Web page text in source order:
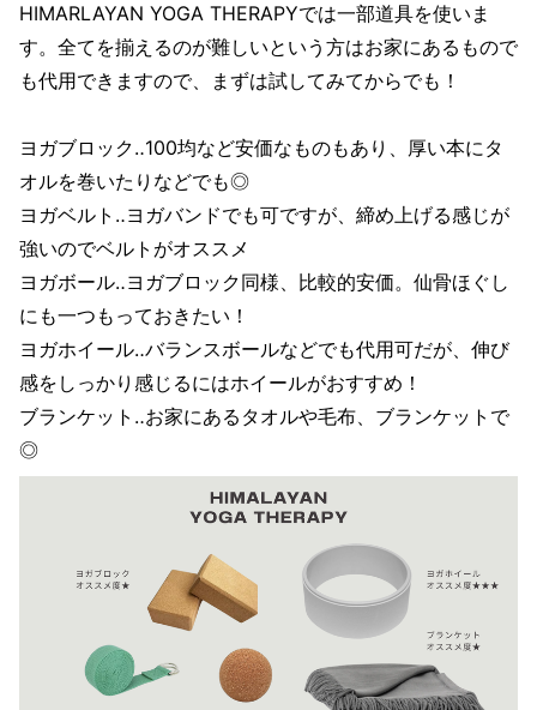
HIMARLAYAN YOGA THERAPYでは一部道具を使いま
す。全てを揃えるのが難しいという方はお家にあるもので
も代用できますので、まずは試してみてからでも！
ヨガブロック‥100均など安価なものもあり、厚い本にタ
オルを巻いたりなどでも◎
ヨガベルト‥ヨガバンドでも可ですが、締め上げる感じが
強いのでベルトがオススメ
ヨガボール‥ヨガブロック同様、比較的安価。仙骨ほぐし
にも一つもっておきたい！
ヨガホイール‥バランスボールなどでも代用可だが、伸び
感をしっかり感じるにはホイールがおすすめ！
ブランケット‥お家にあるタオルや毛布、ブランケットで
◎